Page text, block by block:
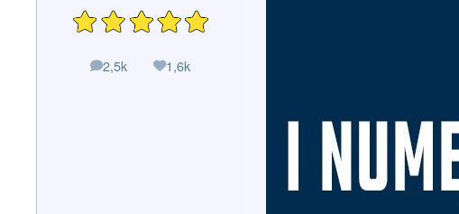
2,5k
messaggi1,6k
Reputazione